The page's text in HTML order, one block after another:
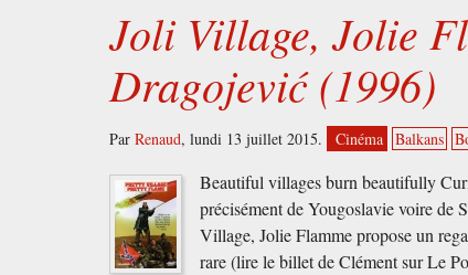
Joli Village, Jolie
Dragojević (1996)
ParRenaud,lundi 13 juillet 2015. Cinéma Balkans
Beautiful villages burn beautifully
précisément de Yougoslavie voire de
Village, Jolie Flamme propose un
rare (lire le billet de Clément sur Le